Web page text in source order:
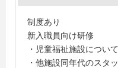
制度あり
新入職員向け研修
・児童福祉施設につい
・他施設同年代のスタ